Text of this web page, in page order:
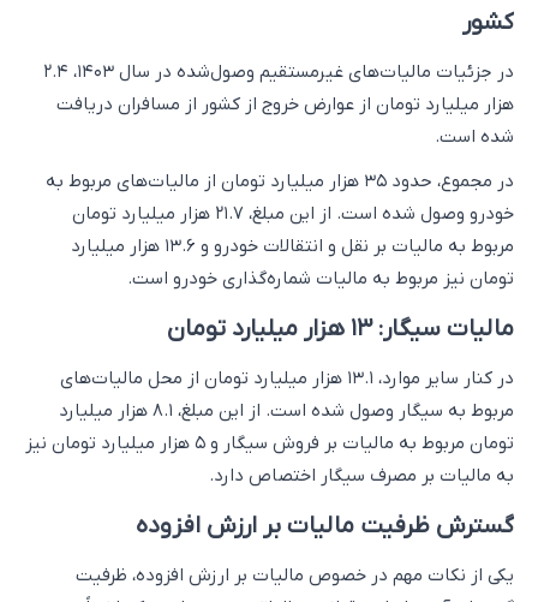
کشور
در جزئیات مالیات‌های غیرمستقیم وصول‌شده در سال ۱۴۰۳، ۲.۴
هزار میلیارد تومان از عوارض خروج از کشور از مسافران دریافت
شده است.
در مجموع، حدود ۳۵ هزار میلیارد تومان از مالیات‌های مربوط به
خودرو وصول شده است. از این مبلغ، ۲۱.۷ هزار میلیارد تومان
مربوط به مالیات بر نقل و انتقالات خودرو و ۱۳.۶ هزار میلیارد
تومان نیز مربوط به مالیات شماره‌گذاری خودرو است.
مالیات سیگار: ۱۳ هزار میلیارد تومان
در کنار سایر موارد، ۱۳.۱ هزار میلیارد تومان از محل مالیات‌های
مربوط به سیگار وصول شده است. از این مبلغ، ۸.۱ هزار میلیارد
تومان مربوط به مالیات بر فروش سیگار و ۵ هزار میلیارد تومان نیز
به مالیات بر مصرف سیگار اختصاص دارد.
گسترش ظرفیت مالیات بر ارزش افزوده
یکی از نکات مهم در خصوص مالیات بر ارزش افزوده، ظرفیت